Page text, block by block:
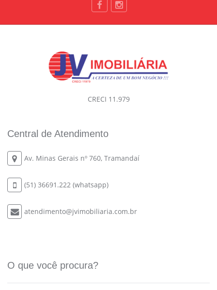
CRECI 11.979
Central de Atendimento
Av. Minas Gerais nº 760, Tramandaí
(51) 36691.222 (whatsapp)
atendimento@jvimobiliaria.com.br
O que você procura?